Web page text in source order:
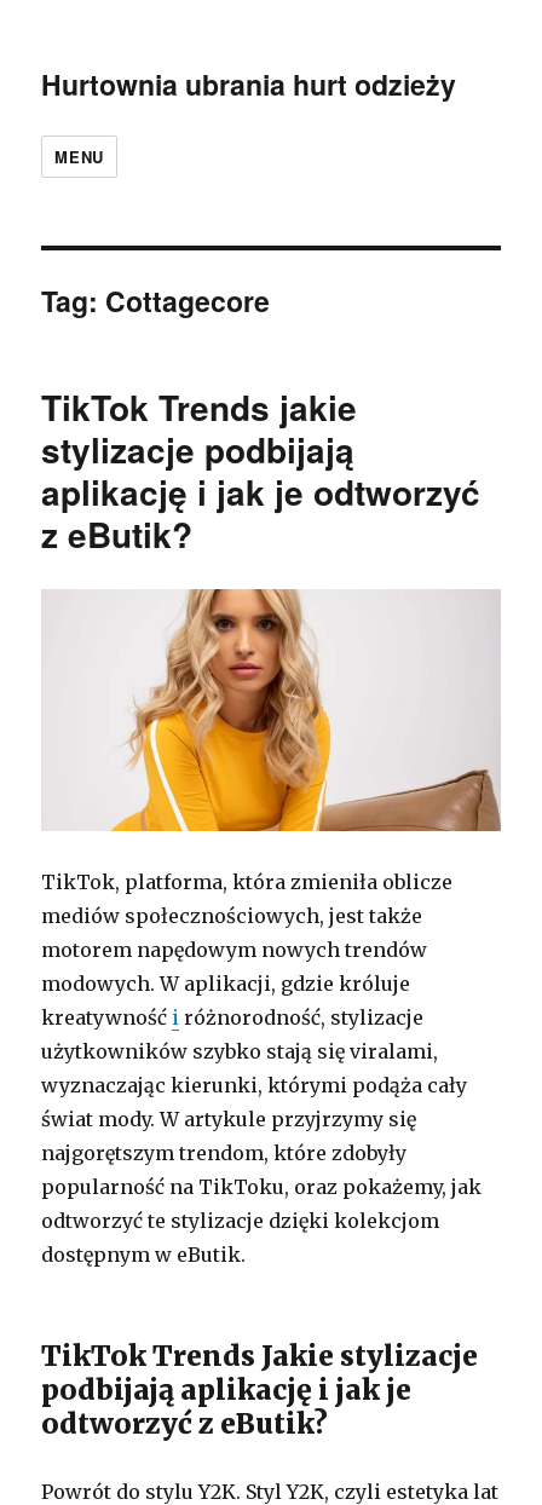
Hurtownia ubrania hurt odzieży
MENU
Tag: Cottagecore
TikTok Trends jakie
stylizacje podbijają
aplikację i jak je odtworzyć
z eButik?
TikTok, platforma, która zmieniła oblicze
mediów społecznościowych, jest także
motorem napędowym nowych trendów
modowych. W aplikacji, gdzie króluje
kreatywność i różnorodność, stylizacje
użytkowników szybko stają się viralami,
wyznaczając kierunki, którymi podąża cały
świat mody. W artykule przyjrzymy się
najgorętszym trendom, które zdobyły
popularność na TikToku, oraz pokażemy, jak
odtworzyć te stylizacje dzięki kolekcjom
dostępnym w eButik.
TikTok Trends Jakie stylizacje
podbijają aplikację i jak je
odtworzyć z eButik?
Powrót do stylu Y2K. Styl Y2K, czyli estetyka lat